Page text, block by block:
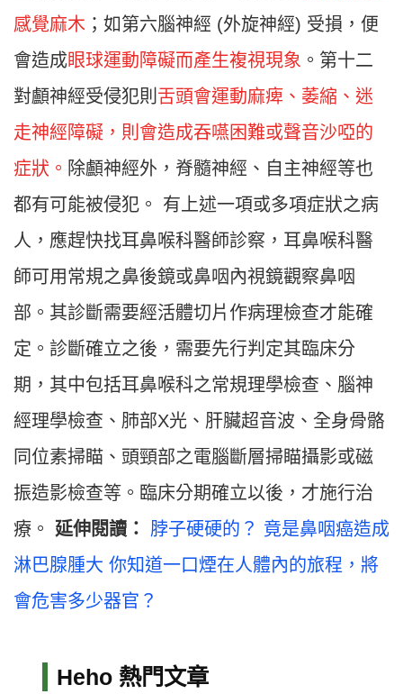
感覺麻木 ；如第六腦神經 (外旋神經) 受損，便
會造成眼球運動障礙而產生複視現象 。第十二
對顱神經受侵犯則 舌頭會運動麻痺、萎縮、迷
走神經障礙，則會造成吞嚥困難或聲音沙啞的
症狀。 除顱神經外，脊髓神經、自主神經等也
都有可能被侵犯。 有上述一項或多項症狀之病
人，應趕快找耳鼻喉科醫師診察，耳鼻喉科醫
師可用常規之鼻後鏡或鼻咽內視鏡觀察鼻咽
部。其診斷需要經活體切片作病理檢查才能確
定。診斷確立之後，需要先行判定其臨床分
期，其中包括耳鼻喉科之常規理學檢查、腦神
經理學檢查、肺部X光、肝臟超音波、全身骨骼
同位素掃瞄、頭頸部之電腦斷層掃瞄攝影或磁
振造影檢查等。臨床分期確立以後，才施行治
療。 延伸閱讀：
脖子硬硬的？ 竟是鼻咽癌造成
淋巴腺腫大 你知道一口煙在人體內的旅程，將
會危害多少器官？
Heho 熱門文章